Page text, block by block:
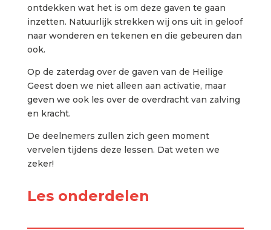
ontdekken wat het is om deze gaven te gaan
inzetten. Natuurlijk strekken wij ons uit in geloof
naar wonderen en tekenen en die gebeuren dan
ook.
Op de zaterdag over de gaven van de Heilige
Geest doen we niet alleen aan activatie, maar
geven we ook les over de overdracht van zalving
en kracht.
De deelnemers zullen zich geen moment
vervelen tijdens deze lessen. Dat weten we
zeker!
Les onderdelen